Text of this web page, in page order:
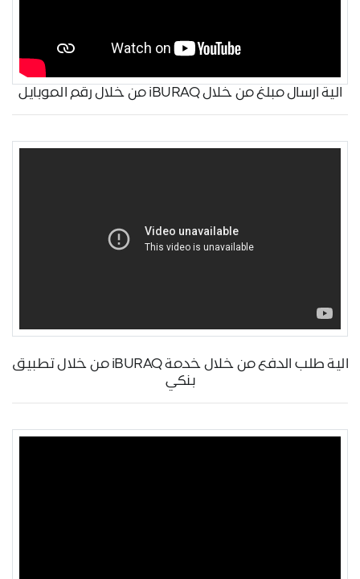
الية ارسال مبلغ من خلال iBURAQ من خلال رقم الموبايل
الية طلب الدفع من خلال خدمة iBURAQ من خلال تطبيق
بنكي